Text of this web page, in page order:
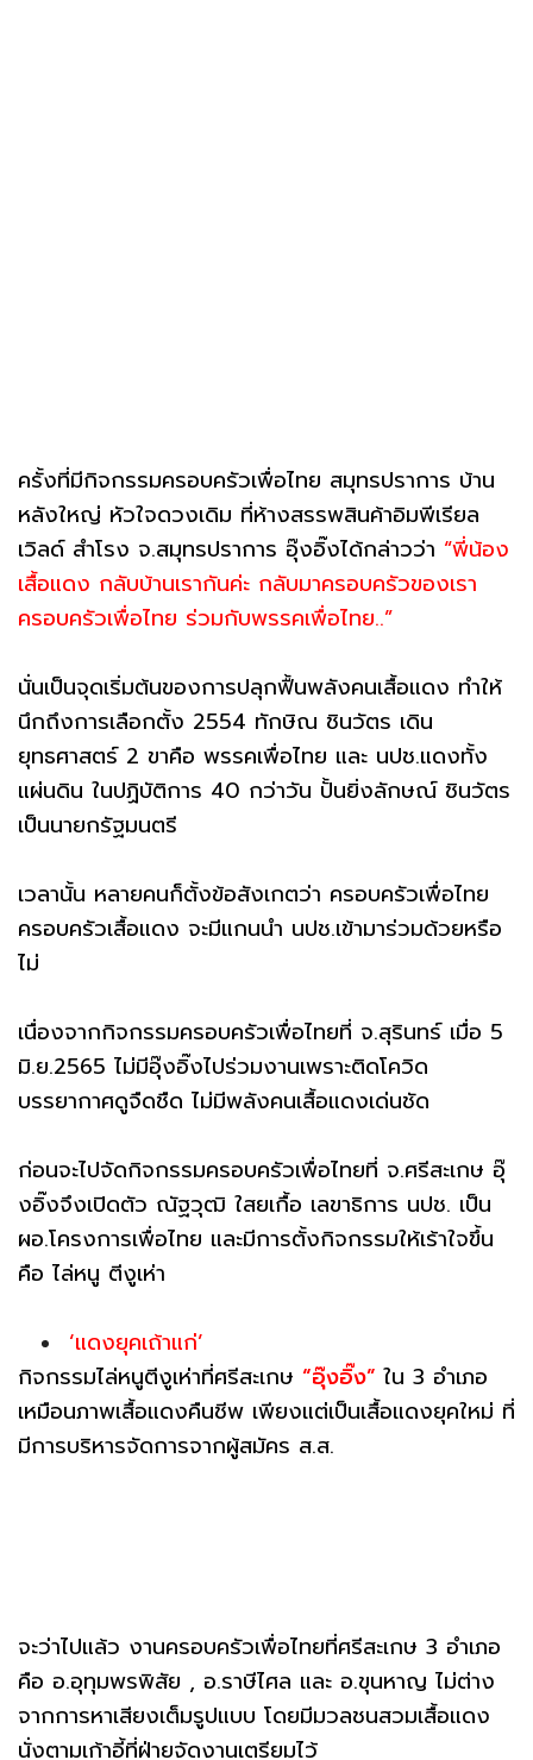
ครั้งที่มีกิจกรรมครอบครัวเพื่อไทย สมุทรปราการ บ้าน
หลังใหญ่ หัวใจดวงเดิม ที่ห้างสรรพสินค้าอิมพีเรียล
เวิลด์ สำโรง จ.สมุทรปราการ อุ๊งอิ๊งได้กล่าวว่า “พี่น้อง
เสื้อแดง กลับบ้านเรากันค่ะ กลับมาครอบครัวของเรา
ครอบครัวเพื่อไทย ร่วมกับพรรคเพื่อไทย..”
นั่นเป็นจุดเริ่มต้นของการปลุกฟื้นพลังคนเสื้อแดง ทำให้
นึกถึงการเลือกตั้ง 2554 ทักษิณ ชินวัตร เดิน
ยุทธศาสตร์ 2 ขาคือ พรรคเพื่อไทย และ นปช.แดงทั้ง
แผ่นดิน ในปฏิบัติการ 40 กว่าวัน ปั้นยิ่งลักษณ์ ชินวัตร
เป็นนายกรัฐมนตรี
เวลานั้น หลายคนก็ตั้งข้อสังเกตว่า ครอบครัวเพื่อไทย
ครอบครัวเสื้อแดง จะมีแกนนำ นปช.เข้ามาร่วมด้วยหรือ
ไม่
เนื่องจากกิจกรรมครอบครัวเพื่อไทยที่ จ.สุรินทร์ เมื่อ 5
มิ.ย.2565 ไม่มีอุ๊งอิ๊งไปร่วมงานเพราะติดโควิด
บรรยากาศดูจืดชืด ไม่มีพลังคนเสื้อแดงเด่นชัด
ก่อนจะไปจัดกิจกรรมครอบครัวเพื่อไทยที่ จ.ศรีสะเกษ อุ๊
งอิ๊งจึงเปิดตัว ณัฐวุฒิ ใสยเกื้อ เลขาธิการ นปช. เป็น
ผอ.โครงการเพื่อไทย และมีการตั้งกิจกรรมให้เร้าใจขึ้น
คือ ไล่หนู ตีงูเห่า
‘แดงยุคเถ้าแก่’
กิจกรรมไล่หนูตีงูเห่าที่ศรีสะเกษ “อุ๊งอิ๊ง” ใน 3 อำเภอ
เหมือนภาพเสื้อแดงคืนชีพ เพียงแต่เป็นเสื้อแดงยุคใหม่ ที่
มีการบริหารจัดการจากผู้สมัคร ส.ส.
จะว่าไปแล้ว งานครอบครัวเพื่อไทยที่ศรีสะเกษ 3 อำเภอ
คือ อ.อุทุมพรพิสัย , อ.ราษีไศล และ อ.ขุนหาญ ไม่ต่าง
จากการหาเสียงเต็มรูปแบบ โดยมีมวลชนสวมเสื้อแดง
นั่งตามเก้าอี้ที่ฝ่ายจัดงานเตรียมไว้